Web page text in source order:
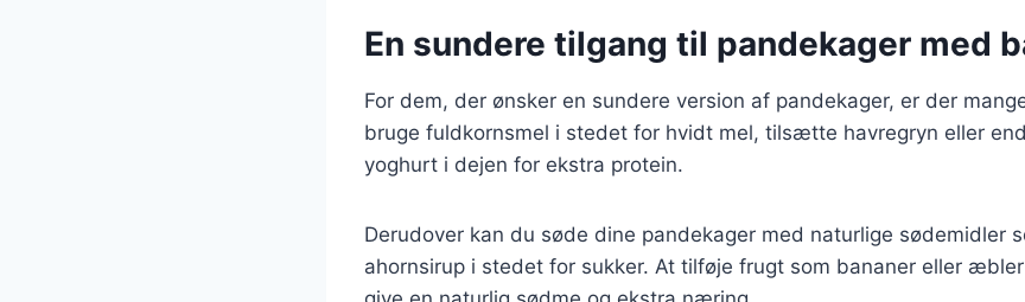
En sundere tilgang til pandekager med
For dem, der ønsker en sundere version af pandekager, er der
bruge fuldkornsmel i stedet for hvidt mel, tilsætte havregryn eller
yoghurt i dejen for ekstra protein.
Derudover kan du søde dine pandekager med naturlige sødemidler
ahornsirup i stedet for sukker. At tilføje frugt som bananer eller